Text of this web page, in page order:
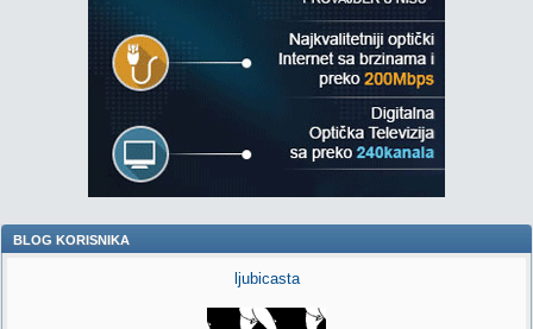
BLOG KORISNIKA
ljubicasta